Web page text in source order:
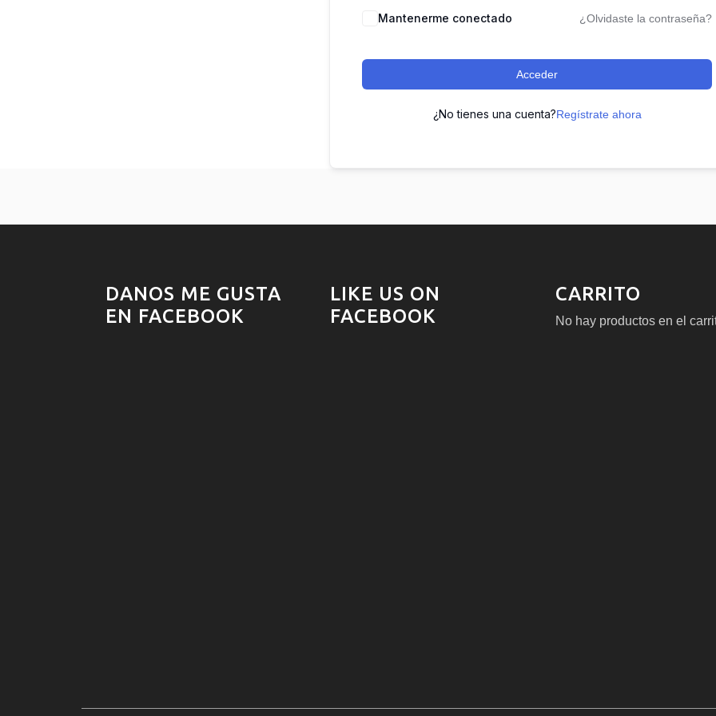
Mantenerme conectado ¿Olvidaste la contraseña?
Acceder
¿No tienes una cuenta?Regístrate ahora
DANOS ME GUSTA
EN FACEBOOK
LIKE US ON
FACEBOOK
CARRITO
No hay productos en el